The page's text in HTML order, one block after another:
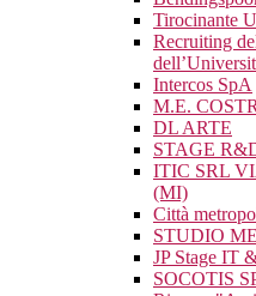
Tirocinante
Recruiting
Intercos SpA
M.E.
DL ARTE
STAGE
ITIC SRL
(MI)
Città
STUDIO
JP Stage IT
SOCOTIS